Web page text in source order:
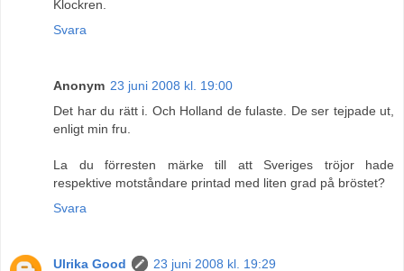
Klockren.
Svara
Anonym 23 juni 2008 kl. 19:00
Det har du rätt i. Och Holland de fulaste. De ser tejpade ut,
enligt min fru.
La du förresten märke till att Sveriges tröjor hade
respektive motståndare printad med liten grad på bröstet?
Svara
Ulrika Good
23 juni 2008 kl. 19:29